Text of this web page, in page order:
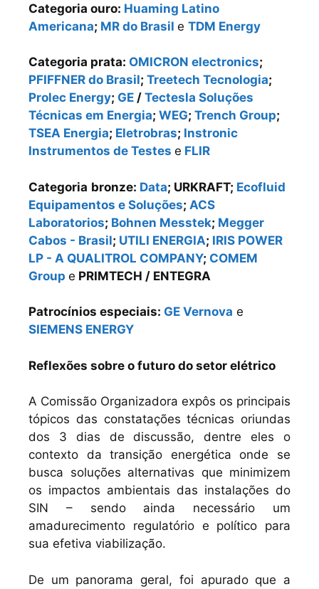
Categoria ouro: Huaming Latino
Americana; MR do Brasil e TDM Energy
Categoria prata: OMICRON electronics;
PFIFFNER do Brasil; Treetech Tecnologia;
Prolec Energy; GE / Tectesla Soluções
Técnicas em Energia; WEG; Trench Group;
TSEA Energia; Eletrobras; Instronic
Instrumentos de Testes e FLIR
Categoria bronze: Data; URKRAFT; Ecofluid
Equipamentos e Soluções; ACS
Laboratorios; Bohnen Messtek; Megger
Cabos - Brasil; UTILI ENERGIA; IRIS POWER
LP - A QUALITROL COMPANY; COMEM
Group e PRIMTECH / ENTEGRA
Patrocínios especiais: GE Vernova e
SIEMENS ENERGY
Reflexões sobre o futuro do setor elétrico
A Comissão Organizadora expôs os principais
tópicos das constatações técnicas oriundas
dos 3 dias de discussão, dentre eles o
contexto da transição energética onde se
busca soluções alternativas que minimizem
os impactos ambientais das instalações do
SIN – sendo ainda necessário um
amadurecimento regulatório e político para
sua efetiva viabilização.
De um panorama geral, foi apurado que a